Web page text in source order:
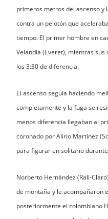
primeros metros del ascenso y
contra un pelotón que
tiempo. El primer hombre en
Velandia (Everet), mientras
los 3:30 de diferencia.
El ascenso seguía haciendo
completamente y la fuga se
menos diferencia llegaban al
coronado por Alirio Martínez
para figurar en solitario
Norberto Hernández (Rali-
de montaña y le acompañaron
posteriormente el colombiano